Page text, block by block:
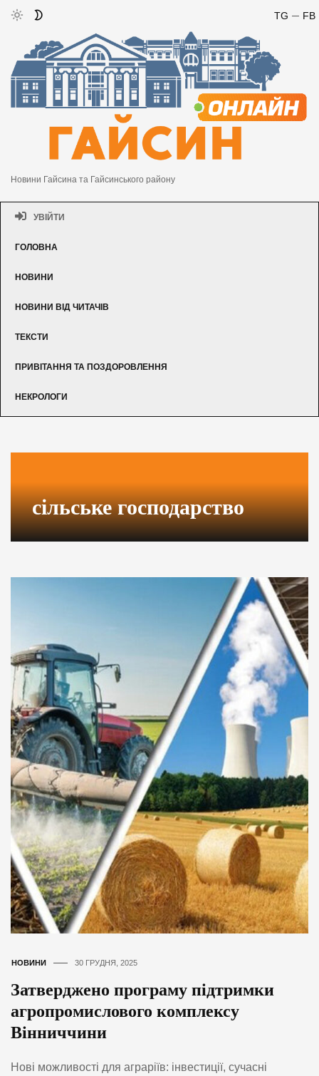
FB
TG
Новини Гайсина та Гайсинського району
УВІЙТИ
ГОЛОВНА
НОВИНИ
НОВИНИ ВІД ЧИТАЧІВ
ТЕКСТИ
ПРИВІТАННЯ ТА ПОЗДОРОВЛЕННЯ
НЕКРОЛОГИ
сільське господарство
НОВИНИ 30 ГРУДНЯ, 2025
Затверджено програму підтримки
агропромислового комплексу
Вінниччини
Нові можливості для аграріїв: інвестиції, сучасні